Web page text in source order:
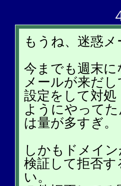
もうね、迷惑
今までも週末
メールが来だ
設定をして対
ようにやって
は量が多すぎ。
しかもドメイ
検証して拒否
い。